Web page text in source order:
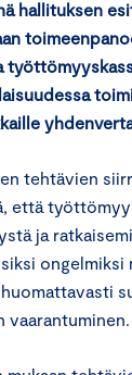
hallituksen
tehtävien
että
ja
vaarantuminen.